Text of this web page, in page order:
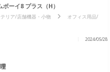
ーイ8 プラス（H）
リア/店舗機器・小物
オフィス用品/
2024/05/28